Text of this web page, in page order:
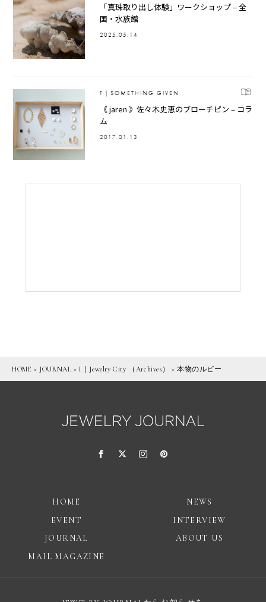
「真珠取り出し体験」ワークショップ – 全
国・水族館
2025.05.14
F｜SOMETHING GIVEN
《 jaren 》佐々木史恵のブローチピン – コラ
ム
2017.01.13
HOME > JOURNAL >I｜Jewelry City （Archives） >本物のルビー
HOME
NEWS
EVENT
INTERVIEW
JOURNAL
ABOUT US
MAIL MAGAZINE